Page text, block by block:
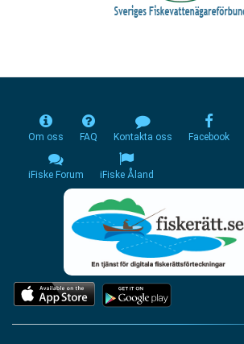
Om oss FAQ Kontakta oss Facebook
iFiske Forum iFiske Åland